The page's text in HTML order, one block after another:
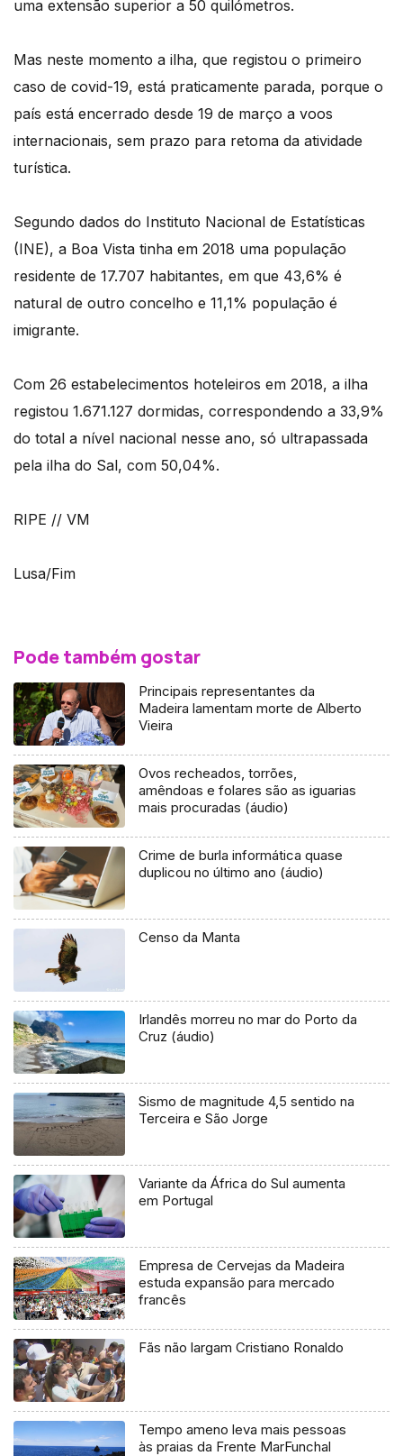
uma extensão superior a 50 quilómetros.
Mas neste momento a ilha, que registou o primeiro
caso de covid-19, está praticamente parada, porque o
país está encerrado desde 19 de março a voos
internacionais, sem prazo para retoma da atividade
turística.
Segundo dados do Instituto Nacional de Estatísticas
(INE), a Boa Vista tinha em 2018 uma população
residente de 17.707 habitantes, em que 43,6% é
natural de outro concelho e 11,1% população é
imigrante.
Com 26 estabelecimentos hoteleiros em 2018, a ilha
registou 1.671.127 dormidas, correspondendo a 33,9%
do total a nível nacional nesse ano, só ultrapassada
pela ilha do Sal, com 50,04%.
RIPE // VM
Lusa/Fim
Pode também gostar
Principais representantes da
Madeira lamentam morte de Alberto
Vieira
Ovos recheados, torrões,
amêndoas e folares são as iguarias
mais procuradas (áudio)
Crime de burla informática quase
duplicou no último ano (áudio)
Censo da Manta
Irlandês morreu no mar do Porto da
Cruz (áudio)
Sismo de magnitude 4,5 sentido na
Terceira e São Jorge
Variante da África do Sul aumenta
em Portugal
Empresa de Cervejas da Madeira
estuda expansão para mercado
francês
Fãs não largam Cristiano Ronaldo
Tempo ameno leva mais pessoas
às praias da Frente MarFunchal